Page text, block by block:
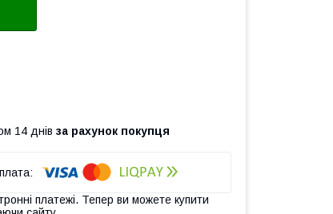
14 днів за рахунок покупця
платежі. Тепер ви можете купити